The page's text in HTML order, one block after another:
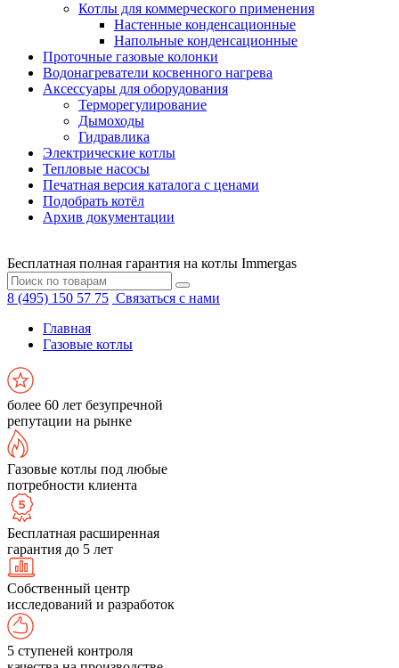
Котлы для коммерческого применения
Настенные конденсационные
Напольные конденсационные
Проточные газовые колонки
Водонагреватели косвенного нагрева
Аксессуары для оборудования
Терморегулирование
Дымоходы
Гидравлика
Электрические котлы
Тепловые насосы
Печатная версия каталога с ценами
Подобрать котёл
Архив документации
Бесплатная полная гарантия на котлы Immergas
8 (495) 150 57 75 Связаться с нами
Главная
Газовые котлы
более 60 лет безупречной
репутации на рынке
Газовые котлы под любые
потребности клиента
Бесплатная расширенная
гарантия до 5 лет
Собственный центр
исследований и разработок
5 ступеней контроля